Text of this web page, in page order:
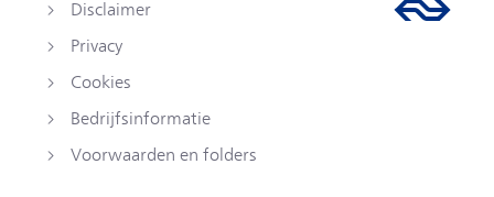
Disclaimer
Privacy
Cookies
Bedrijfsinformatie
Voorwaarden en folders